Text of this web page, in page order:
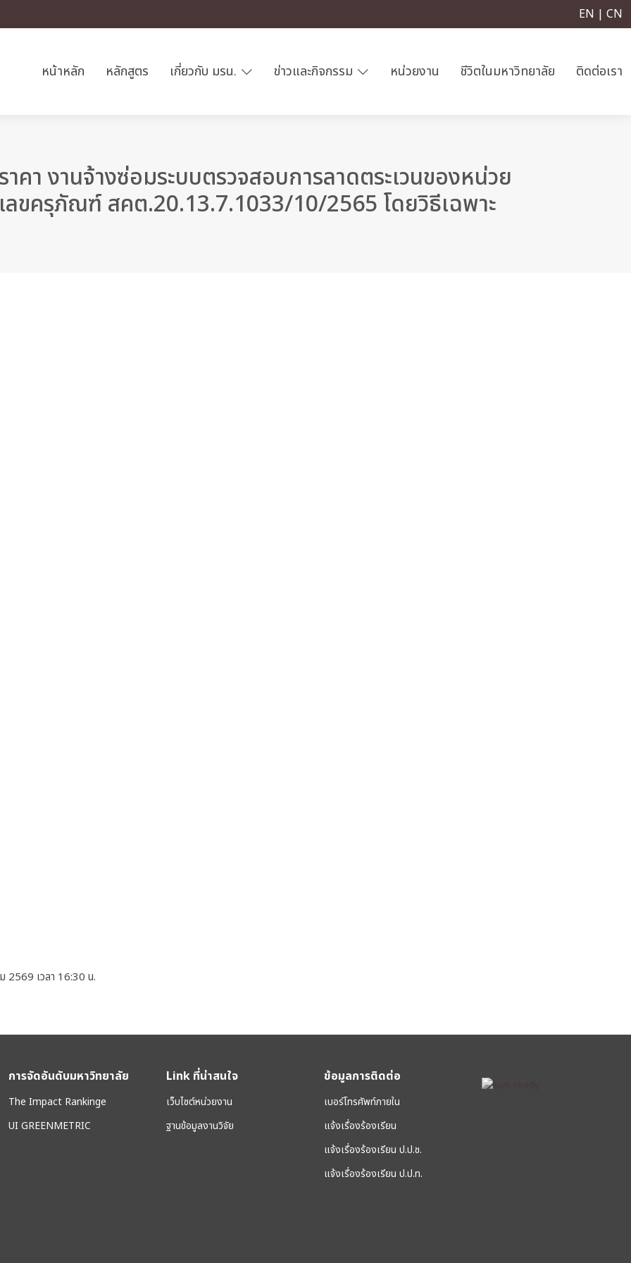
EN | CN
หน้าหลัก หลักสูตร เกี่ยวกับ มรน. ข่าวและกิจกรรม หน่วยงาน ชีวิตในมหาวิทยาลัย ติดต่อเรา
าคา งานจ้างซ่อมระบบตรวจสอบการลาดตระเวนของหน่วย
ขครุภัณฑ์ สคต.20.13.7.1033/10/2565 โดยวิธีเฉพาะ
2569 เวลา 16:30 น.
การจัดอันดับมหาวิทยาลัย
The Impact Rankinge
UI GREENMETRIC
Link ที่น่าสนใจ
เว็บไซต์หน่วยงาน
ฐานข้อมูลงานวิจัย
ข้อมูลการติดต่อ
เบอร์โทรศัพท์ภายใน
แจ้งเรื่องร้องเรียน
แจ้งเรื่องร้องเรียน ป.ป.ช.
แจ้งเรื่องร้องเรียน ป.ป.ท.